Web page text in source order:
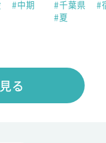
#中期
#千葉県
#
#夏
る